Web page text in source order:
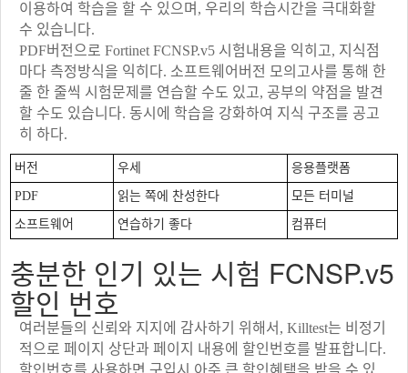
이용하여 학습을 할 수 있으며, 우리의 학습시간을 극대화할
수 있습니다.
PDF버전으로 Fortinet FCNSP.v5 시험내용을 익히고, 지식점
마다 측정방식을 익히다. 소프트웨어버전 모의고사를 통해 한
줄 한 줄씩 시험문제를 연습할 수도 있고, 공부의 약점을 발견
할 수도 있습니다. 동시에 학습을 강화하여 지식 구조를 공고
히 하다.
버전 우세 응용플랫폼
PDF 읽는 쪽에 찬성한다 모든 터미널
소프트웨어 연습하기 좋다 컴퓨터
충분한 인기 있는 시험 FCNSP.v5
할인 번호
여러분들의 신뢰와 지지에 감사하기 위해서, Killtest는 비정기
적으로 페이지 상단과 페이지 내용에 할인번호를 발표합니다.